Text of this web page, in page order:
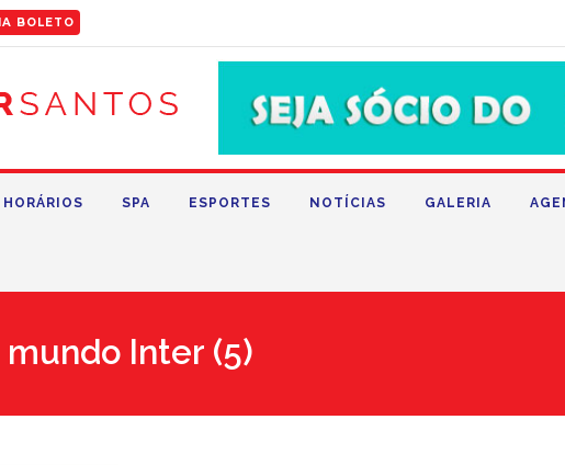
BOLETO
HORÁRIOS SPA ESPORTES NOTÍCIAS GALERIA
Inter (5)